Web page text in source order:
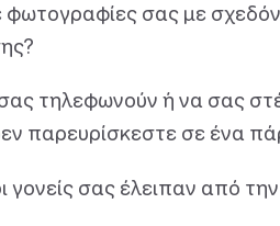
σας με
τηλεφωνούν ή να σας
παρευρίσκεστε σε ένα
γονείς σας έλειπαν από